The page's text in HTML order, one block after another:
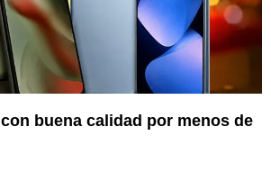
buena calidad por menos de